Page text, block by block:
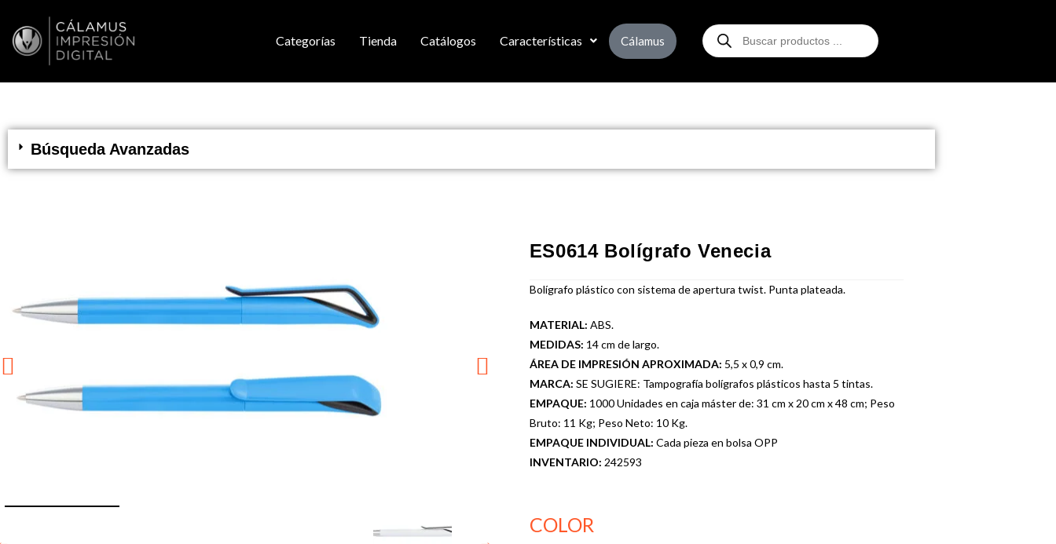
Categorías Tienda Catálogos Características Cálamus
Búsqueda Avanzadas
ES0614 Bolígrafo Venecia
Bolígrafo plástico con sistema de apertura twist. Punta plateada.
MATERIAL: ABS.
MEDIDAS: 14 cm de largo.
ÁREA DE IMPRESIÓN APROXIMADA: 5,5 x 0,9 cm.
MARCA: SE SUGIERE: Tampografía bolígrafos plásticos hasta 5 tintas.
EMPAQUE: 1000 Unidades en caja máster de: 31 cm x 20 cm x 48 cm; Peso
Bruto: 11 Kg; Peso Neto: 10 Kg.
EMPAQUE INDIVIDUAL: Cada pieza en bolsa OPP
INVENTARIO: 242593
COLOR